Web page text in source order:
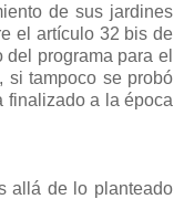
de sus jardines
el artículo 32 bis de
programa para el
si tampoco se probó
finalizado a la época
allá de lo planteado